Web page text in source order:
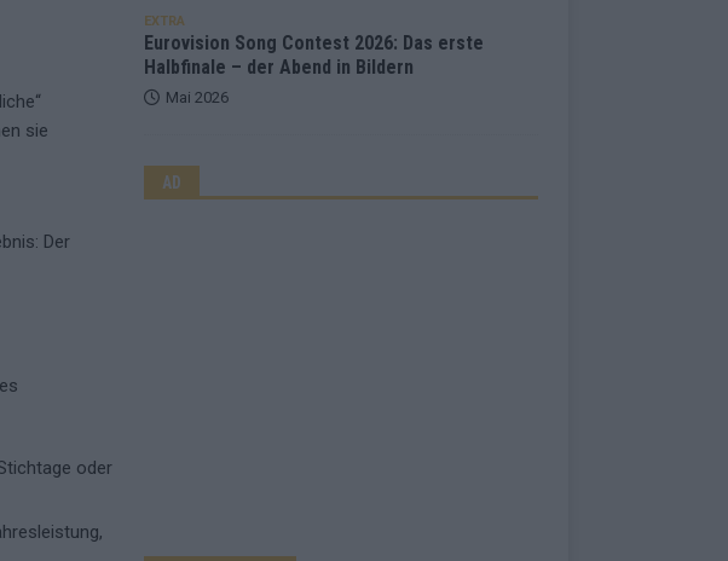
sie
Der
oder
EXTRA
Eurovision Song Contest 2026: Das erste
Halbfinale – der Abend in Bildern
Mai 2026
AD